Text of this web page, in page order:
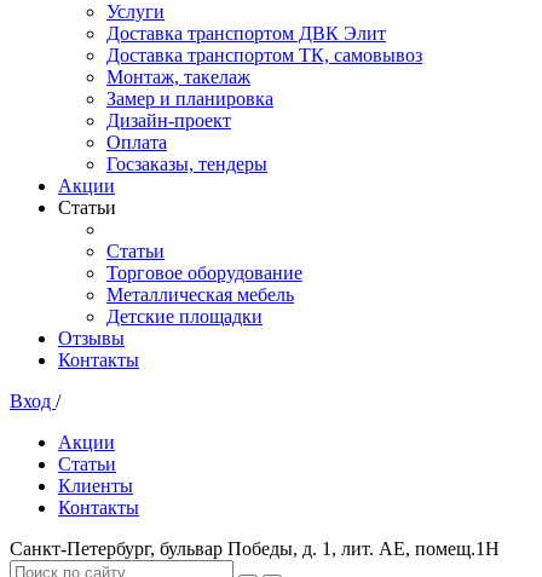
Услуги
Доставка транспортом ДВК Элит
Доставка транспортом ТК, самовывоз
Монтаж, такелаж
Замер и планировка
Дизайн-проект
Оплата
Госзаказы, тендеры
Акции
Статьи
Статьи
Торговое оборудование
Металлическая мебель
Детские площадки
Отзывы
Контакты
Вход /
Акции
Статьи
Клиенты
Контакты
Санкт-Петербург, бульвар Победы, д. 1, лит. АЕ, помещ.1Н